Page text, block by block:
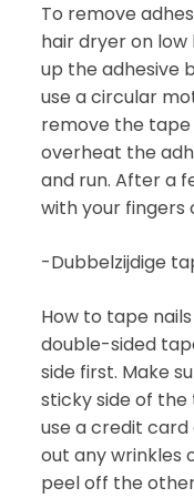
To remove
hair dryer on
up the adhesive
use a circular
remove the
overheat the
and run. After a
with your fingers
-Dubbelzijdige
How to tape
double-sided
side first. Make
sticky side of the
use a credit
out any wrinkles
peel off the